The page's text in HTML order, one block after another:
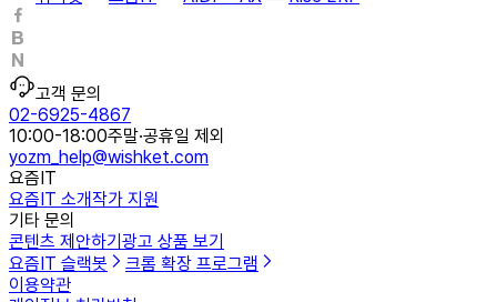
고객 문의
02-6925-4867
10:00-18:00주말·공휴일 제외
yozm_help@wishket.com
요즘IT
요즘IT 소개작가 지원
기타 문의
콘텐츠 제안하기 광고 상품 보기
요즘IT 슬랙봇
크롬 확장 프로그램
이용약관